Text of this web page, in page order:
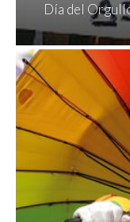
Día del